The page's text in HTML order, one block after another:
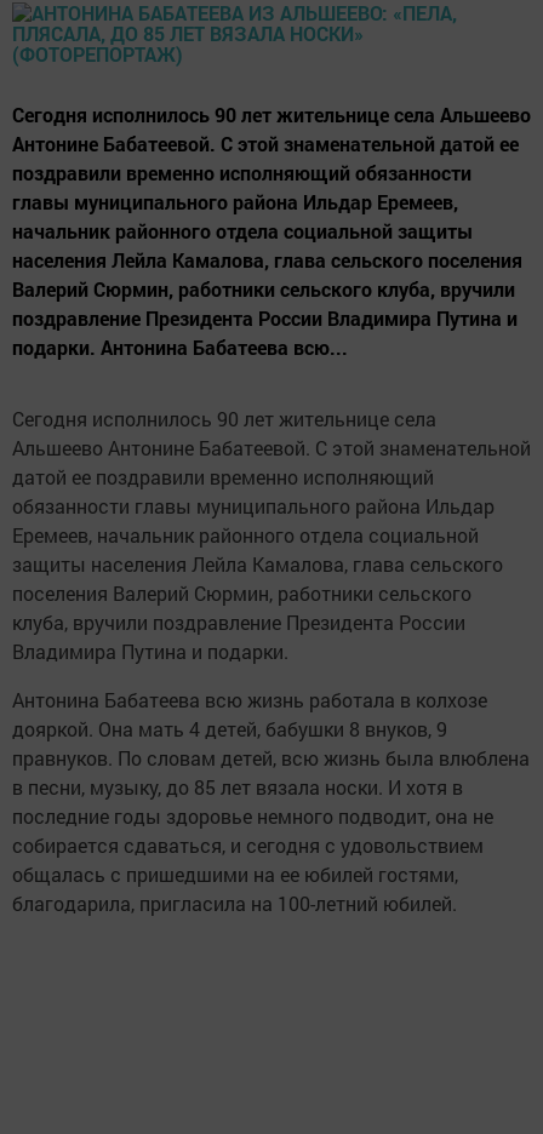
Сегодня исполнилось 90 лет жительнице села Альшеево
Антонине Бабатеевой. С этой знаменательной датой ее
поздравили временно исполняющий обязанности
главы муниципального района Ильдар Еремеев,
начальник районного отдела социальной защиты
населения Лейла Камалова, глава сельского поселения
Валерий Сюрмин, работники сельского клуба, вручили
поздравление Президента России Владимира Путина и
подарки. Антонина Бабатеева всю...
Сегодня исполнилось 90 лет жительнице села
Альшеево Антонине Бабатеевой. С этой знаменательной
датой ее поздравили временно исполняющий
обязанности главы муниципального района Ильдар
Еремеев, начальник районного отдела социальной
защиты населения Лейла Камалова, глава сельского
поселения Валерий Сюрмин, работники сельского
клуба, вручили поздравление Президента России
Владимира Путина и подарки.
Антонина Бабатеева всю жизнь работала в колхозе
дояркой. Она мать 4 детей, бабушки 8 внуков, 9
правнуков. По словам детей, всю жизнь была влюблена
в песни, музыку, до 85 лет вязала носки. И хотя в
последние годы здоровье немного подводит, она не
собирается сдаваться, и сегодня с удовольствием
общалась с пришедшими на ее юбилей гостями,
благодарила, пригласила на 100-летний юбилей.